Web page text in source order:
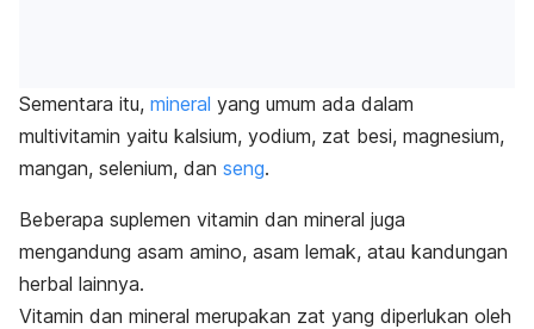
Sementara itu, mineral yang umum ada dalam
multivitamin yaitu kalsium, yodium, zat besi, magnesium,
mangan, selenium, dan seng.
Beberapa suplemen vitamin dan mineral juga
mengandung asam amino, asam lemak, atau kandungan
herbal lainnya.
Vitamin dan mineral merupakan zat yang diperlukan oleh